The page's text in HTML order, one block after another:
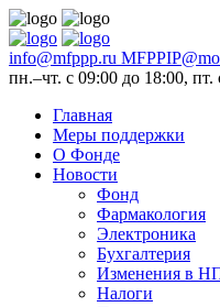
info@mfppp.ru
пн.–чт. с 09:00 до 18:00, пт.
Главная
Меры поддержки
О Фонде
Новости
Фонд
Фармакология
Электроника
Бухгалтерия
Изменения в
Налоги